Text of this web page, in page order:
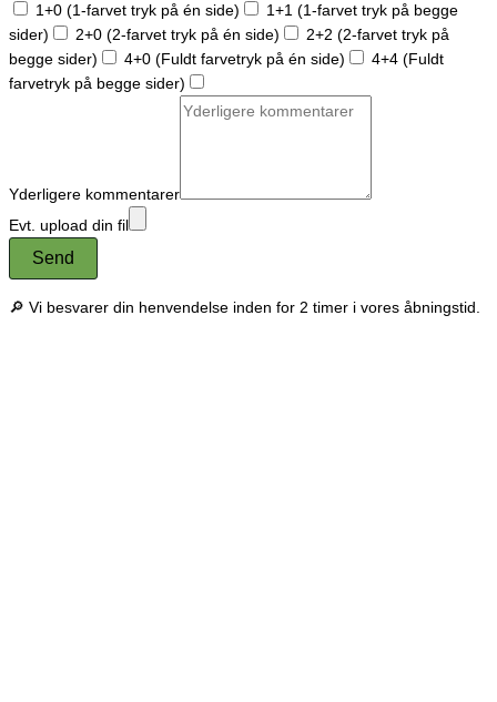
1+0 (1-farvet tryk på én side)
1+1 (1-farvet tryk på begge
sider)
2+0 (2-farvet tryk på én side)
2+2 (2-farvet tryk på
begge sider)
4+0 (Fuldt farvetryk på én side)
4+4 (Fuldt
farvetryk på begge sider)
Yderligere kommentarer
Evt. upload din fil
Send
🔎 Vi besvarer din henvendelse inden for 2 timer i vores åbningstid.